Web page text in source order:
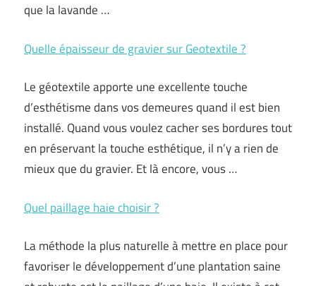
que la lavande …
Quelle épaisseur de gravier sur Geotextile ?
Le géotextile apporte une excellente touche
d’esthétisme dans vos demeures quand il est bien
installé. Quand vous voulez cacher ses bordures tout
en préservant la touche esthétique, il n’y a rien de
mieux que du gravier. Et là encore, vous …
Quel paillage haie choisir ?
La méthode la plus naturelle à mettre en place pour
favoriser le développement d’une plantation saine